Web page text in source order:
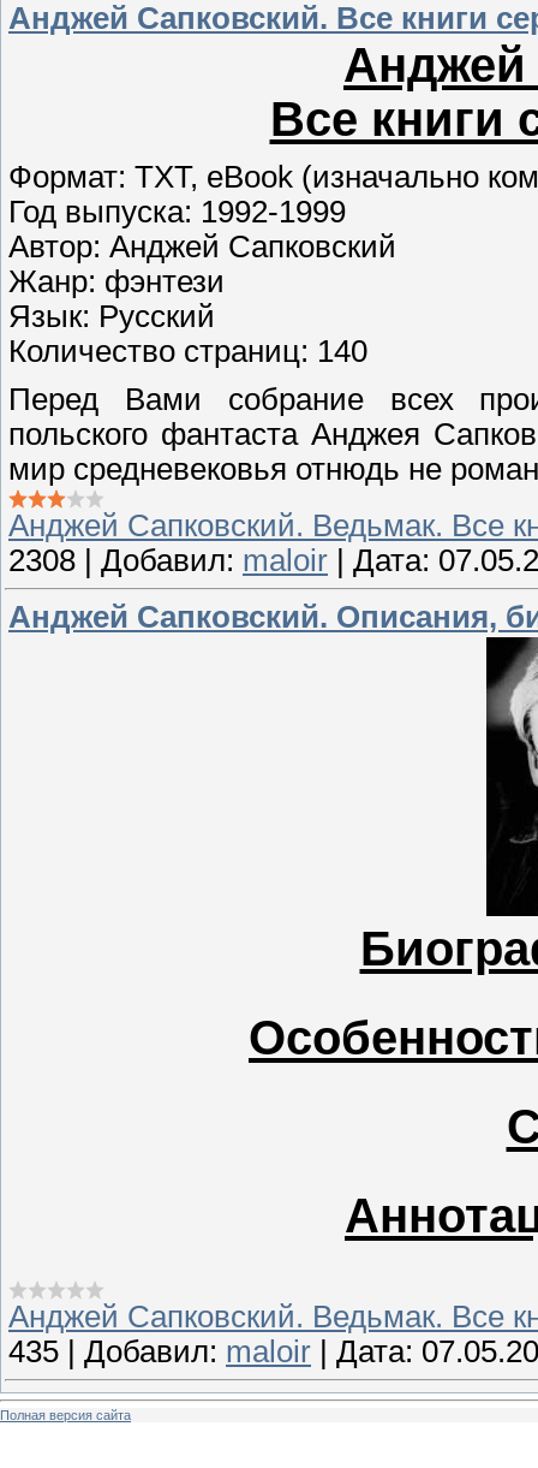
Анджей Сапковский. Все книги
Анджей
Все книги
Формат: TXT, eBook (изначально
Год выпуска: 1992-1999
Автор: Анджей Сапковский
Жанр: фэнтези
Язык: Русский
Количество страниц: 140
Перед Вами собрание всех
польского фантаста Анджея
мир средневековья отнюдь не
Анджей Сапковский. Ведьмак. Все
2308 | Добавил: maloir | Дата:
Анджей Сапковский. Описания,
Анджей Сапковский. Ведьмак. Все
435
Добавил: maloir Дата:
Полная версия сайта